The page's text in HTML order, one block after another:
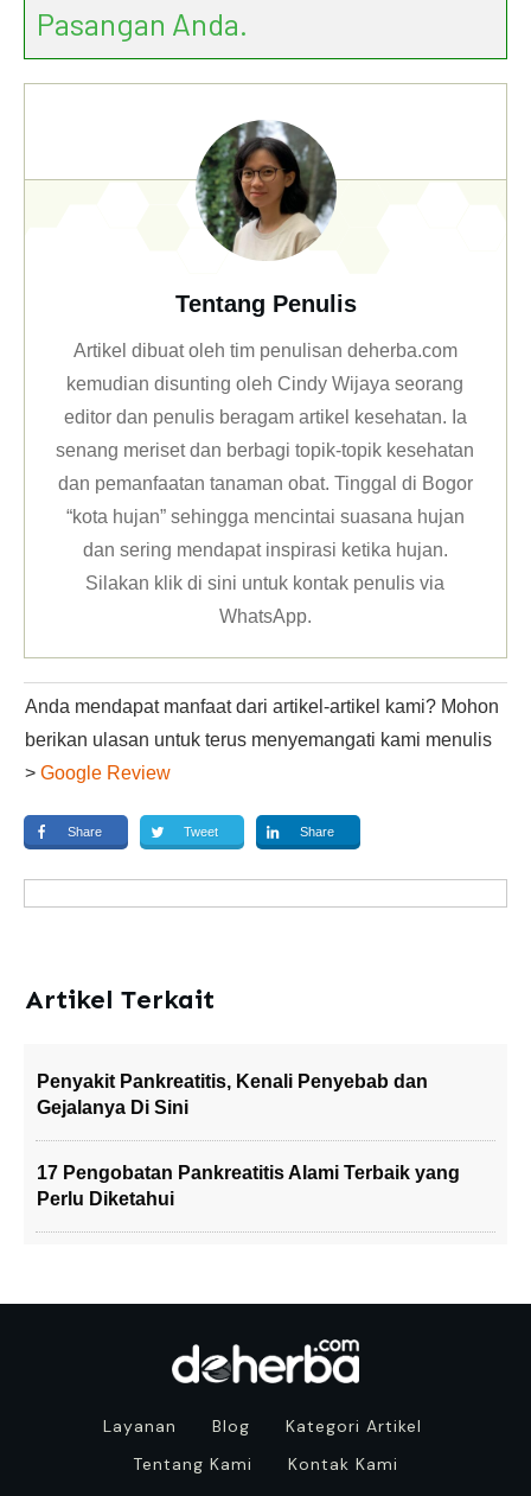
Pasangan Anda.
Tentang Penulis
Artikel dibuat oleh tim penulisan deherba.com
kemudian disunting oleh Cindy Wijaya seorang
editor dan penulis beragam artikel kesehatan. Ia
senang meriset dan berbagi topik-topik kesehatan
dan pemanfaatan tanaman obat. Tinggal di Bogor
“kota hujan” sehingga mencintai suasana hujan
dan sering mendapat inspirasi ketika hujan.
Silakan klikdi sini untuk kontak penulis via
WhatsApp.
Anda mendapat manfaat dari artikel-artikel kami? Mohon
berikan ulasan untuk terus menyemangati kami menulis
> Google Review
Share Tweet Share
Artikel Terkait
Penyakit Pankreatitis, Kenali Penyebab dan
Gejalanya Di Sini
17 Pengobatan Pankreatitis Alami Terbaik yang
Perlu Diketahui
Layanan Blog
Kategori Artikel
Tentang Kami
Kontak Kami